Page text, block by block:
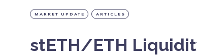
MARKET UPDATE ARTICLES
stETH/ETH